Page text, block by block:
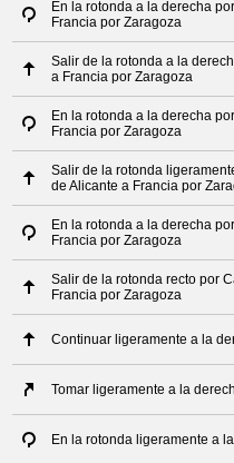
En la rotonda a la derecha
Francia por Zaragoza
Salir de la rotonda a la
a Francia por Zaragoza
En la rotonda a la derecha
Francia por Zaragoza
Salir de la rotonda
de Alicante a Francia por
En la rotonda a la derecha
Francia por Zaragoza
Salir de la rotonda recto por
Francia por Zaragoza
Continuar ligeramente a la
Tomar ligeramente a la
En la rotonda ligeramente a